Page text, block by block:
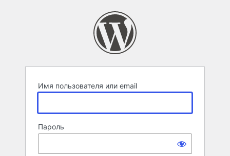
Имя пользователя или email
Пароль